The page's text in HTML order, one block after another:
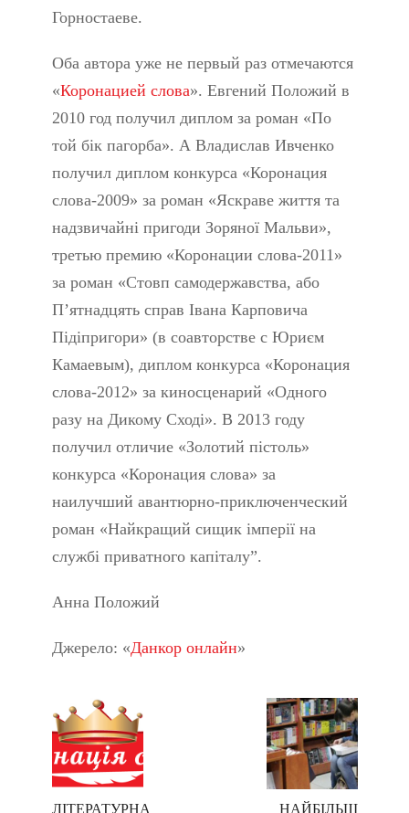
Горностаеве.
Оба автора уже не первый раз отмечаются
«Коронацией слова». Евгений Положий в
2010 год получил диплом за роман «По
той бік пагорба». А Владислав Ивченко
получил диплом конкурса «Коронация
слова-2009» за роман «Яскраве життя та
надзвичайні пригоди Зоряної Мальви»,
третью премию «Коронации слова-2011»
за роман «Стовп самодержавства, або
П’ятнадцять справ Івана Карповича
Підіпригори» (в соавторстве с Юриєм
Камаевым), диплом конкурса «Коронация
слова-2012» за киносценарий «Одного
разу на Дикому Сході». В 2013 году
получил отличие «Золотий пістоль»
конкурса «Коронация слова» за
наилучший авантюрно-приключенческий
роман «Найкращий сищик імперії на
службі приватного капіталу”.
Анна Положий
Джерело: «Данкор онлайн»
ЛІТЕРАТУРНА НАЙБІЛЬШ